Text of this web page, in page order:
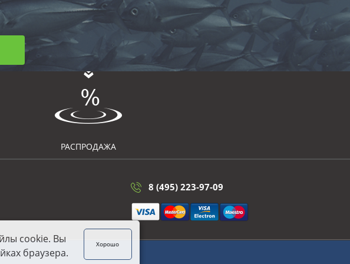
РАСПРОДАЖА
8 (495) 223-97-09
cookie. Вы
браузера.
Хорошо